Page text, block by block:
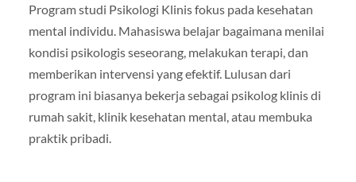
Program studi Psikologi Klinis fokus pada kesehatan
mental individu. Mahasiswa belajar bagaimana menilai
kondisi psikologis seseorang, melakukan terapi, dan
memberikan intervensi yang efektif. Lulusan dari
program ini biasanya bekerja sebagai psikolog klinis di
rumah sakit, klinik kesehatan mental, atau membuka
praktik pribadi.